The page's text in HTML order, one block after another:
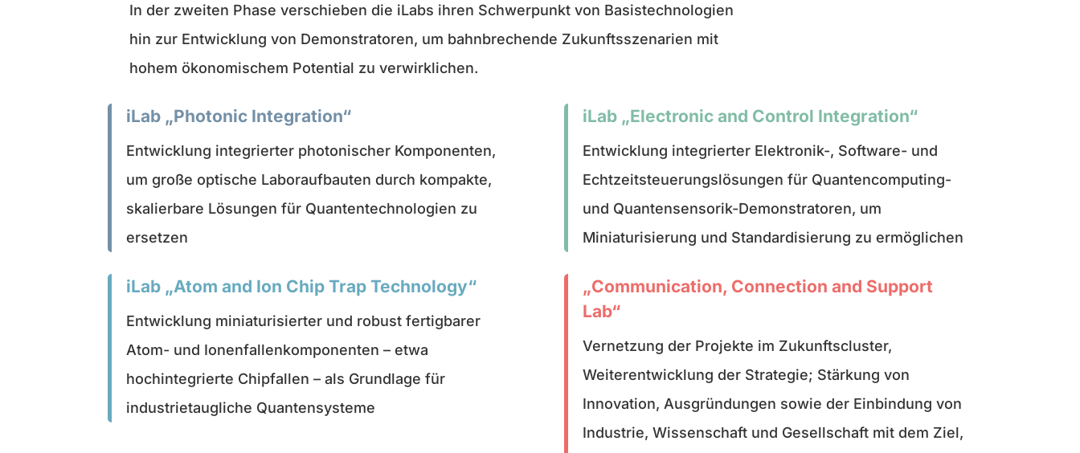
In der zweiten Phase verschieben die iLabs ihren Schwerpunkt von Basistechnologien
hin zur Entwicklung von Demonstratoren, um bahnbrechende Zukunftsszenarien mit
hohem ökonomischem Potential zu verwirklichen.
iLab „Photonic Integration“
Entwicklung integrierter photonischer Komponenten,
um große optische Laboraufbauten durch kompakte,
skalierbare Lösungen für Quantentechnologien zu
ersetzen
iLab „Electronic and Control Integration“
Entwicklung integrierter Elektronik-, Software- und
Echtzeitsteuerungslösungen für Quantencomputing-
und Quantensensorik-Demonstratoren, um
Miniaturisierung und Standardisierung zu ermöglichen
iLab „Atom and Ion Chip Trap Technology“
Entwicklung miniaturisierter und robust fertigbarer
Atom- und Ionenfallenkomponenten – etwa
hochintegrierte Chipfallen – als Grundlage für
industrietaugliche Quantensysteme
„Communication, Connection and Support
Lab“
Vernetzung der Projekte im Zukunftscluster,
Weiterentwicklung der Strategie; Stärkung von
Innovation, Ausgründungen sowie der Einbindung von
Industrie, Wissenschaft und Gesellschaft mit dem Ziel,